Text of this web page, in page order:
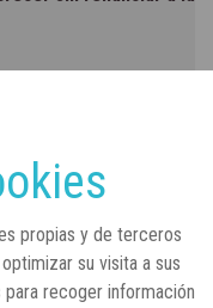
de Peso" para
propias y de terceros
su visita a sus
recoger información